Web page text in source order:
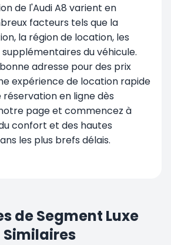
de l'Audi A8 varient en
facteurs tels que la
la région de location, les
du véhicule.
adresse pour des prix
expérience de location rapide
en ligne dès
page et commencez à
confort et des hautes
les plus brefs délais.
de Segment Luxe
Similaires